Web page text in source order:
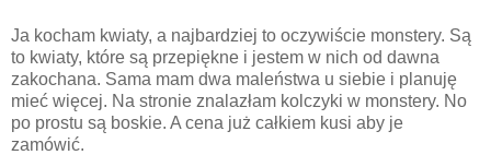
Ja kocham kwiaty, a najbardziej to oczywiście monstery. Są
to kwiaty, które są przepiękne i jestem w nich od dawna
zakochana. Sama mam dwa maleństwa u siebie i planuję
mieć więcej. Na stronie znalazłam kolczyki w monstery. No
po prostu są boskie. A cena już całkiem kusi aby je
zamówić.